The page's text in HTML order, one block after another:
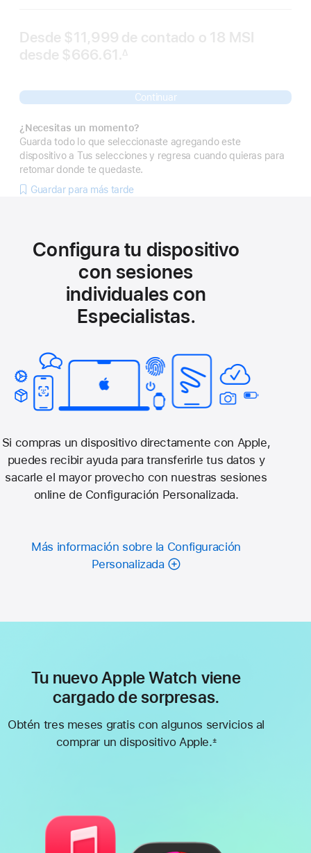
Desde $11,999 de contado o 18 MSI
desde $666.61.
Nota al pie
∆
Continuar
¿Necesitas un momento?
Guarda todo lo que seleccionaste agregando este
dispositivo a Tus selecciones y regresa cuando quieras para
retomar donde te quedaste.
Guardar para más tarde
Configura tu dispositivo
con sesiones
individuales con
Especialistas.
Si compras un dispositivo directamente con Apple,
puedes recibir ayuda para transferirle tus datos y
sacarle el mayor provecho con nuestras sesiones
online de Configuración Personalizada.
Más información sobre la Configuración
Personalizada
Tu nuevo Apple Watch viene
cargado de sorpresas.
Obtén tres meses gratis con algunos servicios al
comprar un dispositivo Apple.±